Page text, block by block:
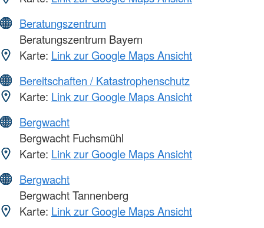
Beratungszentrum
Beratungszentrum Bayern
Karte: Link zur Google Maps Ansicht
Bereitschaften / Katastrophenschutz
Karte: Link zur Google Maps Ansicht
Bergwacht
Bergwacht Fuchsmühl
Karte: Link zur Google Maps Ansicht
Bergwacht
Bergwacht Tannenberg
Karte: Link zur Google Maps Ansicht